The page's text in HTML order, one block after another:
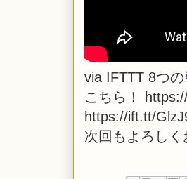
via IFTTT8つの
こちら！
https://ift.tt/
次回もよろし